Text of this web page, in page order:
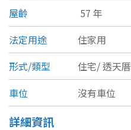
新竹市
新竹縣
苗栗縣
台中市
公寓
別墅 透天厝
農舍 辦公
屋齡
57 年
法定用途
住家用
形式/類型
住宅/透天厝
車位
沒有車位
詳細資訊